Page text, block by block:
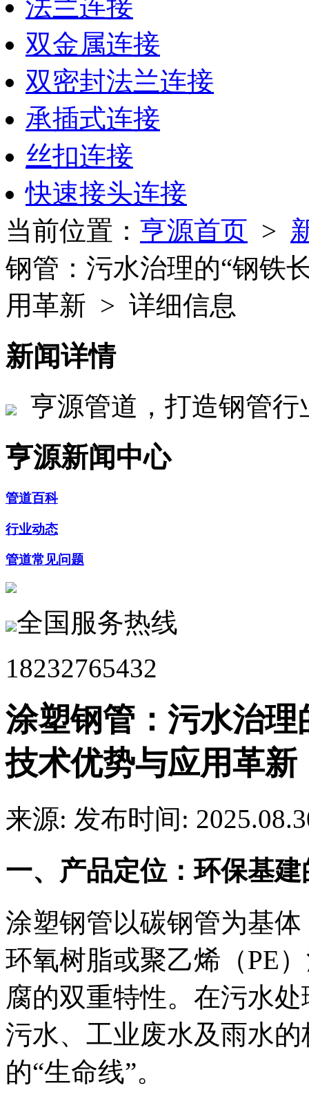
法兰连接
双金属连接
双密封法兰连接
承插式连接
丝扣连接
快速接头连接
当前位置： 亨源首页 >
钢管：污水治理的“钢
用革新 > 详细信息
新闻详情
亨源管道，打造钢管
亨源新闻中心
管道百科
行业动态
管道常见问题
全国服务热线
18232765432
涂塑钢管：污水治
技术优势与应用革新
来源: 发布时间:
一、产品定位：环保基
涂塑钢管以碳钢管为基
环氧树脂或聚乙烯（PE
腐的双重特性。在污水
污水、工业废水及雨水
的“生命线”。